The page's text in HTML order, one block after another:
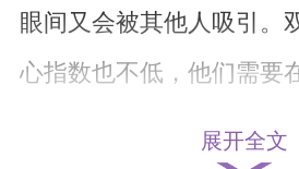
眼间又会被其他人吸引。
心指数也不低，他们需要
展开全文